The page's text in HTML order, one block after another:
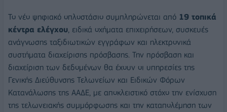
Το νέο ψηφιακό οπλοστάσιο συμπληρώνεται από 19 τοπικά
κέντρα ελέγχου, ειδικά οχήματα επιχειρήσεων, συσκευές
ανάγνωσης ταξιδιωτικών εγγράφων και ηλεκτρονικά
συστήματα διαχείρισης πρόσβασης. Την πρόσβαση και
διαχείριση των δεδομένων θα έχουν οι υπηρεσίες της
Γενικής Διεύθυνσης Τελωνείων και Ειδικών Φόρων
Κατανάλωσης της ΑΑΔΕ, με αποκλειστικό στόχο την ενίσχυση
της τελωνειακής συμμόρφωσης και την καταπολέμηση των